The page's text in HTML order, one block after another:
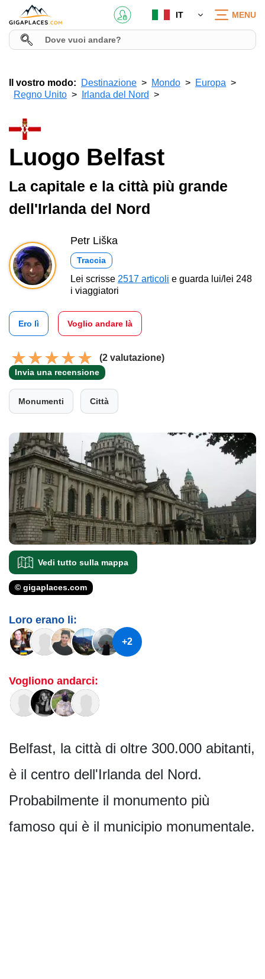
IT MENU
Il vostro modo: Destinazione Mondo
Europa
Regno Unito
Irlanda del Nord
Luogo Belfast
La capitale e la città più grande
dell'Irlanda del Nord
Petr Liška
Traccia
Lei scrisse 2517 articoli e guarda lui/lei 248
i viaggiatori
Ero lì Voglio andare là
(2 valutazione)
Invia una recensione
Monumenti Città
Vedi tutto sulla mappa
© gigaplaces.com
Loro erano li:
+2
Vogliono andarci:
Belfast, la città di oltre 300.000 abitanti,
è il centro dell'Irlanda del Nord.
Probabilmente il monumento più
famoso qui è il municipio monumentale.